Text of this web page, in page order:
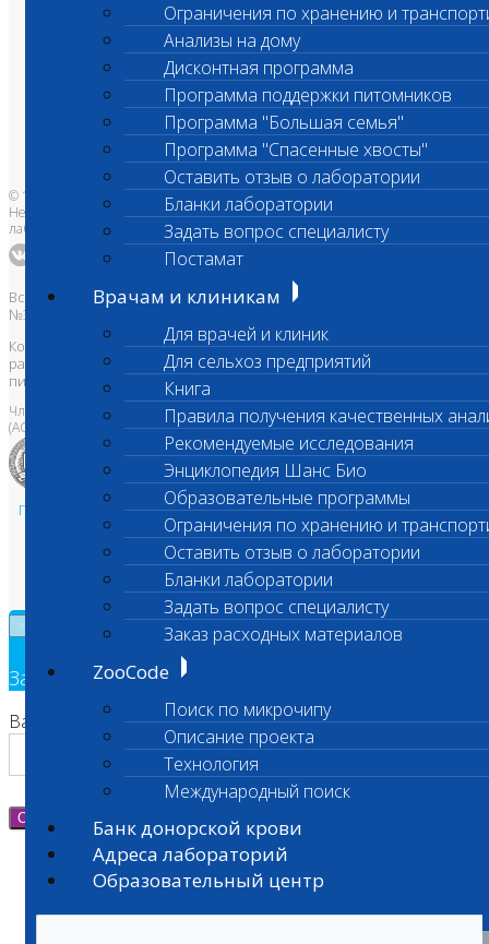
Ограничения по хранению и
Анализы на дому
Дисконтная программа
Программа поддержки питомников
Программа "Большая семья"
Программа "Спасенные хвосты"
Оставить отзыв о лаборатории
Бланки лаборатории
Задать вопрос специалисту
Постамат
Врачам и клиникам
Для врачей и клиник
Для сельхоз предприятий
Книга
Правила получения качественных
Рекомендуемые исследования
Энциклопедия Шанс Био
Образовательные программы
Ограничения по хранению и
Оставить отзыв о лаборатории
Бланки лаборатории
Задать вопрос специалисту
Заказ расходных материалов
ZooCode
Поиск по микрочипу
Описание проекта
Технология
Международный поиск
Банк донорской крови
Адреса лабораторий
Образовательный центр
О лаборатории
Анализы и цены
Ветеринарные центры
Владельцам
Врачам и клиникам
Бланки лаборатории
Банк донорской крови
Адреса лабораторий
© 1996-2026
Независимая ветеринарная
лаборатория Шанс Био
Все права защищены и охраняются законом. Товарный знак
№395740 от 2008 г. ООО "ШАНС БИО"
Копирование, тиражирование, а также использование материалов,
размещенных на сайтеwww.vetlab.ruвозможно только с
письменного разрешения Правообладателя
Член Национальной ветеринарной палаты
(АСРО НВП)
Политика в области персональных данных и конфиденциальности
Пользовательское соглашение
Техническая поддержка
Заявка на обратный звонок
Ваш номер телефона
Отправить